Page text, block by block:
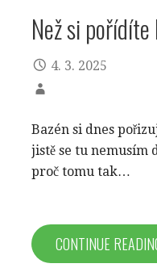
Než si pořídíte
4. 3. 2025
Bazén si dnes
jistě se tu nemusím
proč tomu tak…
CONTINUE